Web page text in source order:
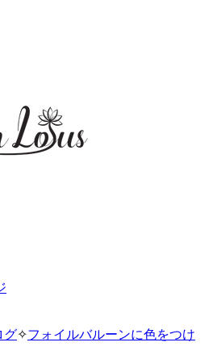
グ✧フォイルバルーンに色をつけ